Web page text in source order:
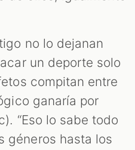
no lo dejanan
un deporte solo
compitan entre
ganaría por
“Eso lo sabe todo
géneros hasta los